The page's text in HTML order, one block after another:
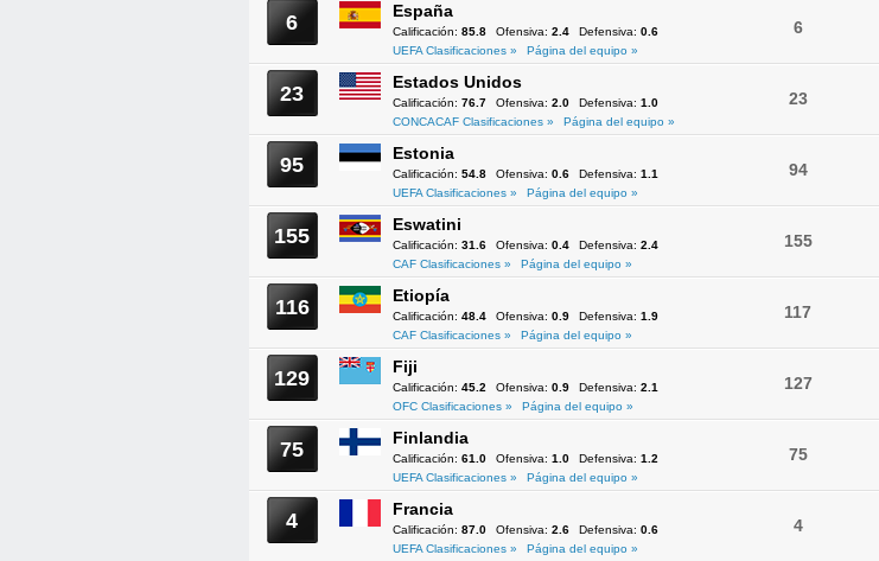
6 España
Calificación: 85.8 Ofensiva: 2.4 Defensiva: 0.6
UEFA Clasificaciones »
Página del equipo »
6
23 Estados Unidos
Calificación: 76.7 Ofensiva: 2.0 Defensiva: 1.0
CONCACAF Clasificaciones »
Página del equipo »
23
95 Estonia
Calificación: 54.8 Ofensiva: 0.6 Defensiva: 1.1
UEFA Clasificaciones »
Página del equipo »
94
155 Eswatini
Calificación: 31.6 Ofensiva: 0.4 Defensiva: 2.4
CAF Clasificaciones »
Página del equipo »
155
116 Etiopía
Calificación: 48.4 Ofensiva: 0.9 Defensiva: 1.9
CAF Clasificaciones »
Página del equipo »
117
129 Fiji
Calificación: 45.2 Ofensiva: 0.9 Defensiva: 2.1
OFC Clasificaciones »
Página del equipo »
127
75 Finlandia
Calificación: 61.0 Ofensiva: 1.0 Defensiva: 1.2
UEFA Clasificaciones »
Página del equipo »
75
4 Francia
Calificación: 87.0 Ofensiva: 2.6 Defensiva: 0.6
UEFA Clasificaciones »
Página del equipo »
4